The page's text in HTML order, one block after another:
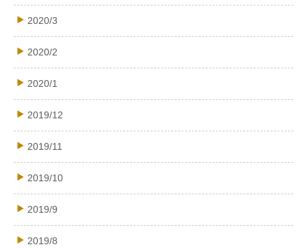
2020/3
2020/2
2020/1
2019/12
2019/11
2019/10
2019/9
2019/8